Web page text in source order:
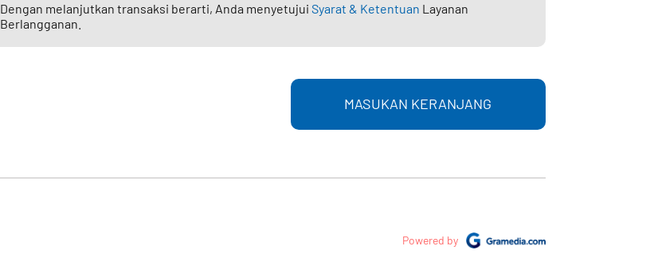
Dengan melanjutkan transaksi berarti, Anda menyetujuiSyarat & Ketentuan Layanan
Berlangganan.
MASUKAN KERANJANG
Powered by